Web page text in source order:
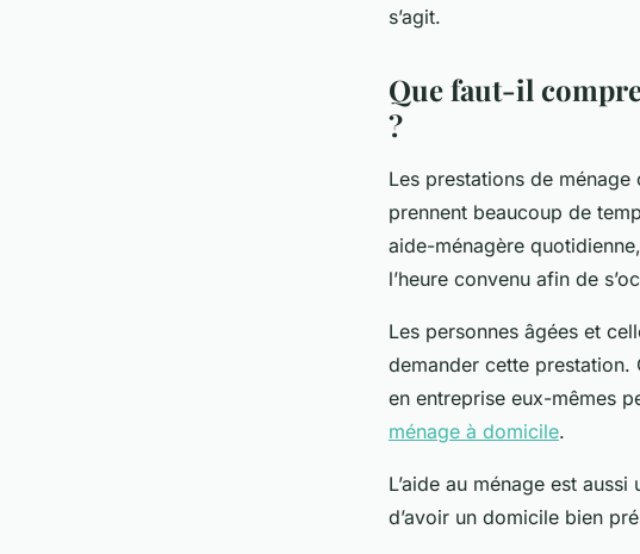
s’agit.
Que faut-il
?
Les prestations de
prennent beaucoup de
aide-ménagère
l’heure convenu afin de
Les personnes âgées et
demander cette prestation.
en entreprise eux-mêmes
ménage à domicile.
L’aide au ménage est
d’avoir un domicile bien